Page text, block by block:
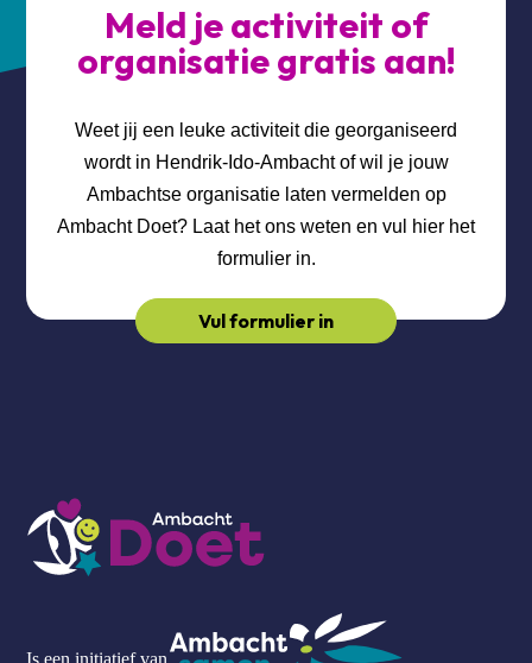
Meld je activiteit of
organisatie gratis aan!
Weet jij een leuke activiteit die georganiseerd
wordt in Hendrik-Ido-Ambacht of wil je jouw
Ambachtse organisatie laten vermelden op
Ambacht Doet? Laat het ons weten en vul hier het
formulier in.
Vul formulier in